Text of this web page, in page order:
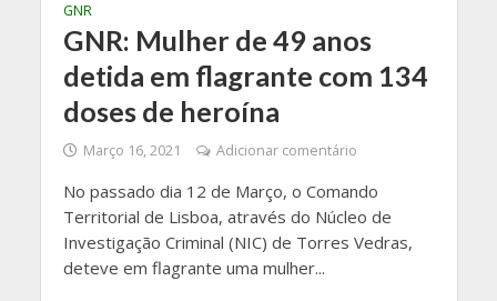
GNR
GNR: Mulher de 49 anos
detida em flagrante com 134
doses de heroína
Março 16, 2021 Adicionar comentário
No passado dia 12 de Março, o Comando
Territorial de Lisboa, através do Núcleo de
Investigação Criminal (NIC) de Torres Vedras,
deteve em flagrante uma mulher...